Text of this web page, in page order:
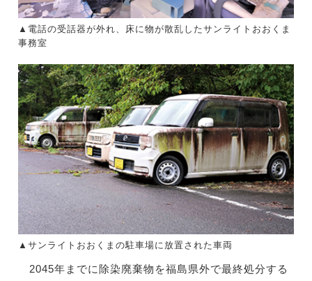
▲電話の受話器が外れ、床に物が散乱したサンライトおおくま
事務室
▲サンライトおおくまの駐車場に放置された車両
2045年までに除染廃棄物を福島県外で最終処分する